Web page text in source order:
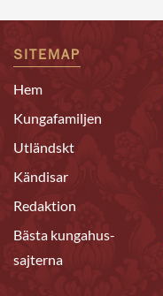
SITEMAP
Hem
Kungafamiljen
Utländskt
Kändisar
Redaktion
Bästa kungahus-
sajterna